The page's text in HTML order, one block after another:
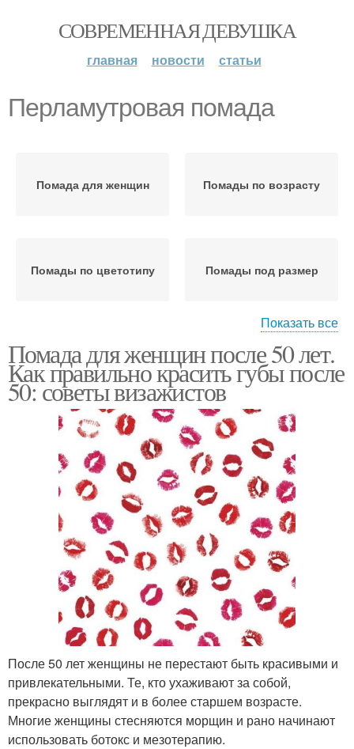
СОВРЕМЕННАЯ ДЕВУШКА
главная новости статьи
Перламутровая помада
Помада для женщин Помады по возрасту
Помады по цветотипу Помады под размер
Яркая помада Светлая помада
Бежевая помада Помада для губ
Показать все
Помада для женщин после 50 лет.
Как правильно красить губы после
50: советы визажистов
После 50 лет женщины не перестают быть красивыми и
привлекательными. Те, кто ухаживают за собой,
прекрасно выглядят и в более старшем возрасте.
Многие женщины стесняются морщин и рано начинают
использовать ботокс и мезотерапию.